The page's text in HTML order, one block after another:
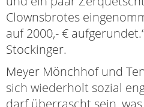
Clownsbrotes
auf 2000,- €
Stockinger.
Meyer Mönchhof und
sich wiederholt sozial
darf überrascht sein,